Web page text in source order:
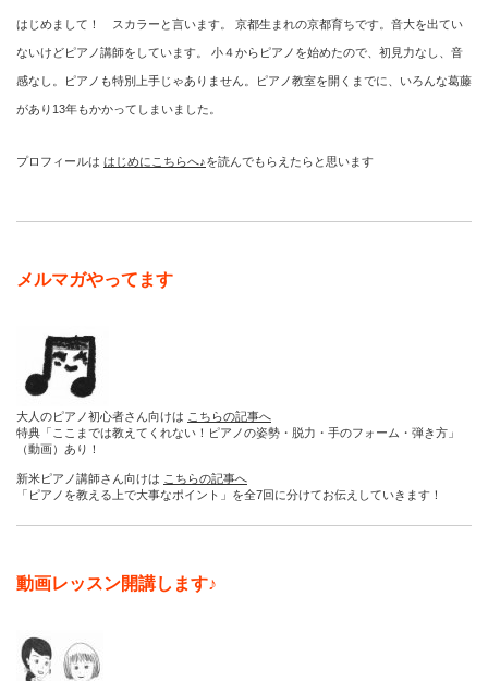
はじめまして！ スカラーと言います。 京都生まれの京都育ちです。音大を出てい
ないけどピアノ講師をしています。 小４からピアノを始めたので、初見力なし、音
感なし。ピアノも特別上手じゃありません。ピアノ教室を開くまでに、いろんな葛藤
があり13年もかかってしまいました。
プロフィールは はじめにこちらへ♪を読んでもらえたらと思います
メルマガやってます
大人のピアノ初心者さん向けは こちらの記事へ
特典「ここまでは教えてくれない！ピアノの姿勢・脱力・手のフォーム・弾き方」
（動画）あり！
新米ピアノ講師さん向けは こちらの記事へ
「ピアノを教える上で大事なポイント」を全7回に分けてお伝えしていきます！
動画レッスン開講します♪